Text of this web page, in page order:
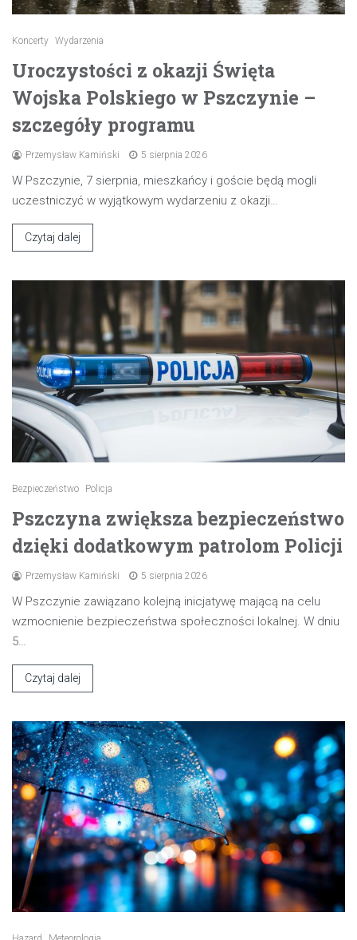
Koncerty Wydarzenia
Uroczystości z okazji Święta
Wojska Polskiego w Pszczynie –
szczegóły programu
Przemysław Kamiński 5 sierpnia 2026
W Pszczynie, 7 sierpnia, mieszkańcy i goście będą mogli
uczestniczyć w wyjątkowym wydarzeniu z okazji…
Czytaj dalej
Bezpieczeństwo Policja
Pszczyna zwiększa bezpieczeństwo
dzięki dodatkowym patrolom Policji
Przemysław Kamiński 5 sierpnia 2026
W Pszczynie zawiązano kolejną inicjatywę mającą na celu
wzmocnienie bezpieczeństwa społeczności lokalnej. W dniu
5…
Czytaj dalej